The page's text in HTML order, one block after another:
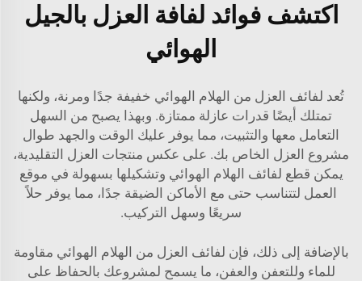
اكتشف فوائد لفافة العزل بالجيل
الهوائي
تُعد لفائف العزل من الهلام الهوائي خفيفة جدًا ومرنة، ولكنها
تمتلك أيضًا قدرات عازلة ممتازة. وبهذا يصبح من السهل
التعامل معها والتثبيت، مما يوفر عليك الوقت والجهد طوال
مشروع العزل الخاص بك. على عكس منتجات العزل التقليدية،
يمكن قطع لفائف الهلام الهوائي وتشكيلها بسهولة في موقع
العمل لتتناسب حتى مع الأماكن الضيقة جدًا، مما يوفر حلاً
سريعًا وسهل التركيب.
بالإضافة إلى ذلك، فإن لفائف العزل من الهلام الهوائي مقاومة
للماء وللتعفن والعفن، ما يسمح لمشروعك بالحفاظ على